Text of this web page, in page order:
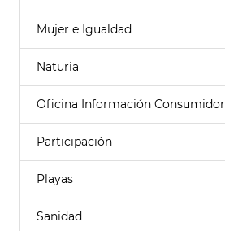
Mujer e Igualdad
Naturia
Oficina Información Consumidor
Participación
Playas
Sanidad